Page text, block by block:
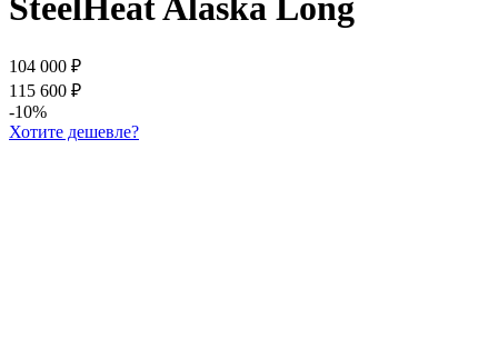
SteelHeat Alaska Long
104 000 ₽
115 600 ₽
-10%
Хотите дешевле?